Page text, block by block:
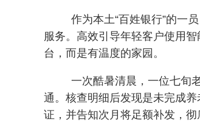
作为本土“百姓银行”的一
服务。高效引导年轻客户使用
台，而是有温度的家园。
一次酷暑清晨，一位七旬
通。核查明细后发现是未完成
证，并告知次月将足额补发，